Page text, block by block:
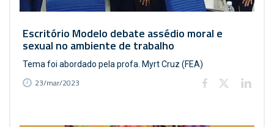
Escritório Modelo debate assédio moral e
sexual no ambiente de trabalho
Tema foi abordado pela profa. Myrt Cruz (FEA)
23/mar/2023